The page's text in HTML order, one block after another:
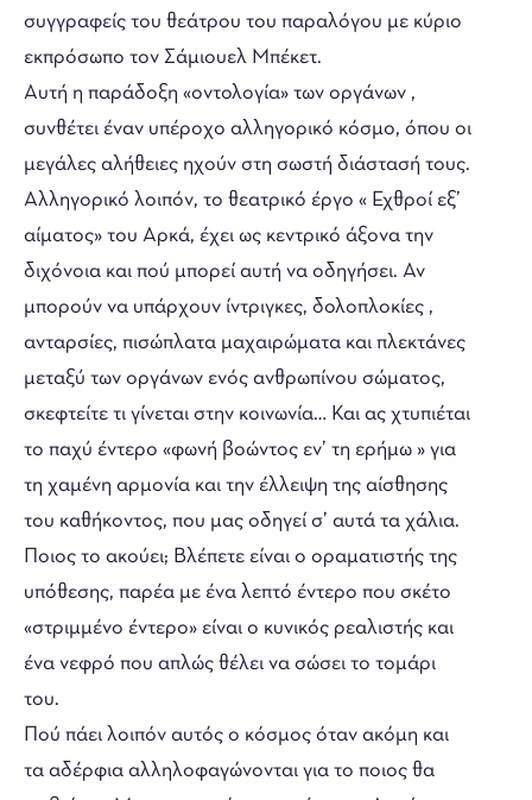
συγγραφείς του θεάτρου του παραλόγου με κύριο
εκπρόσωπο τον Σάμιουελ Μπέκετ.
Αυτή η παράδοξη «οντολογία» των οργάνων ,
συνθέτει έναν υπέροχο αλληγορικό κόσμο, όπου οι
μεγάλες αλήθειες ηχούν στη σωστή διάστασή τους.
Αλληγορικό λοιπόν, το θεατρικό έργο « Εχθροί εξ’
αίματος» του Αρκά, έχει ως κεντρικό άξονα την
διχόνοια και πού μπορεί αυτή να οδηγήσει. Αν
μπορούν να υπάρχουν ίντριγκες, δολοπλοκίες ,
ανταρσίες, πισώπλατα μαχαιρώματα και πλεκτάνες
μεταξύ των οργάνων ενός ανθρωπίνου σώματος,
σκεφτείτε τι γίνεται στην κοινωνία… Και ας χτυπιέται
το παχύ έντερο «φωνή βοώντος εν’ τη ερήμω » για
τη χαμένη αρμονία και την έλλειψη της αίσθησης
του καθήκοντος, που μας οδηγεί σ’ αυτά τα χάλια.
Ποιος το ακούει; Βλέπετε είναι ο οραματιστής της
υπόθεσης, παρέα με ένα λεπτό έντερο που σκέτο
«στριμμένο έντερο» είναι ο κυνικός ρεαλιστής και
ένα νεφρό που απλώς θέλει να σώσει το τομάρι
του.
Πού πάει λοιπόν αυτός ο κόσμος όταν ακόμη και
τα αδέρφια αλληλοφαγώνονται για το ποιος θα